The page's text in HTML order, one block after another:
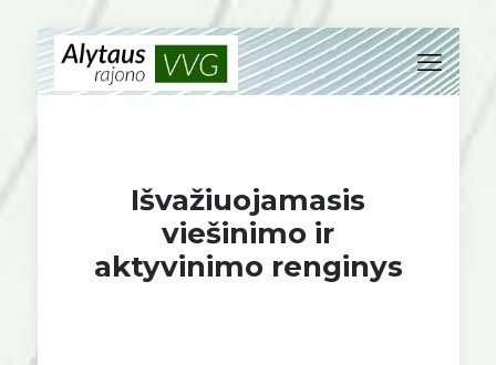
Išvažiuojamasis
viešinimo ir
aktyvinimo renginys